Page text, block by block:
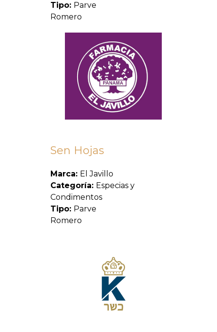
Tipo: Parve
Romero
Sen Hojas
Marca: El Javillo
Categoría: Especias y
Condimentos
Tipo: Parve
Romero